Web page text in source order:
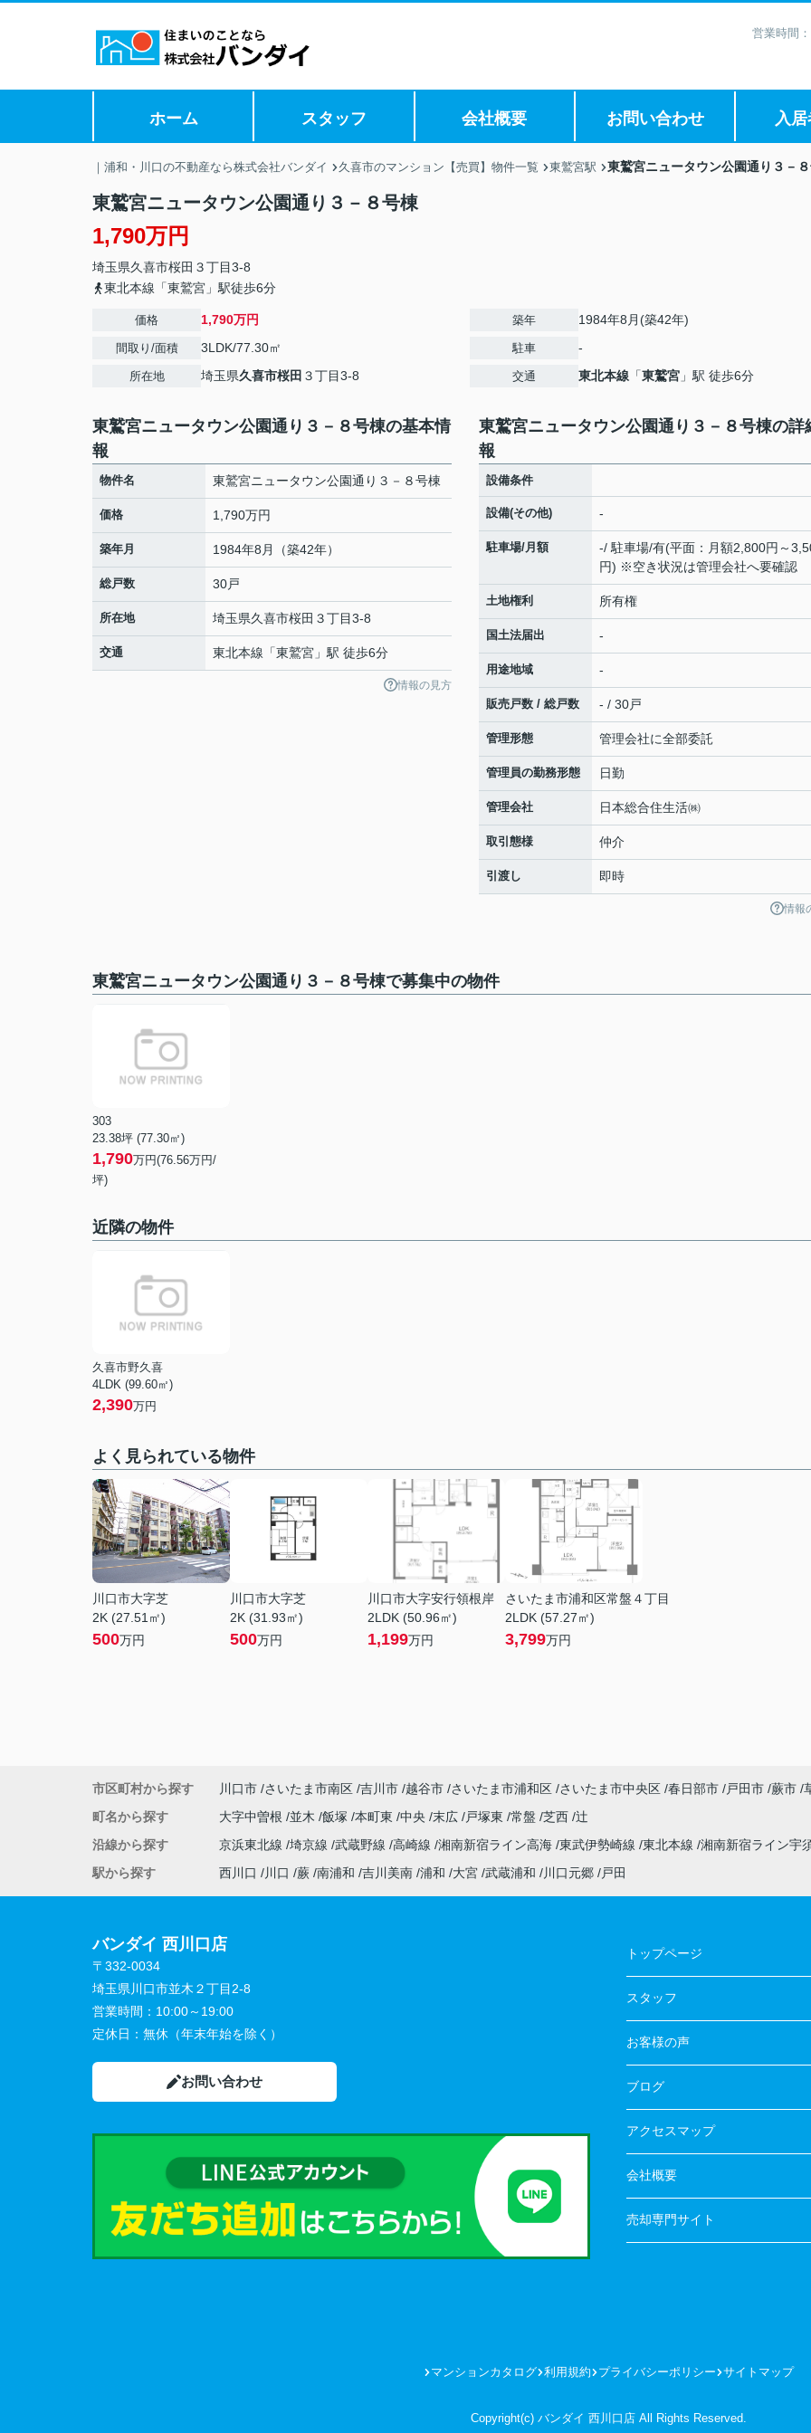
営業時間
ホーム スタッフ 会社概要 お問い合わせ 入
｜浦和・川口の不動産なら株式会社バンダイ 久喜市のマンション【売買】物件一覧 東鷲宮駅 東鷲宮ニュータウン公園通り３－
東鷲宮ニュータウン公園通り３－８号棟
1,790万円
埼玉県久喜市桜田 ３丁目3-8
東北本線「東鷲宮」駅徒歩6分
価格 1,790万円
間取り/面積 3LDK/77.30㎡
所在地 埼玉県久喜市桜田 ３丁目3-8
築年 1984年8月(築42年)
駐車 -
交通 東北本線 「東鷲宮 」駅 徒歩6分
東鷲宮ニュータウン公園通り３－８号棟の基本情
報
物件名 東鷲宮ニュータウン公園通り３－８号棟
価格 1,790万円
築年月 1984年8月（築42年）
総戸数 30戸
所在地 埼玉県久喜市桜田 ３丁目3-8
交通 東北本線 「東鷲宮 」駅 徒歩6分
情報の見方
東鷲宮ニュータウン公園通り３－８号棟の詳
報
設備条件
設備(その他) -
駐車場/月額
-/ 駐車場/有(平面：月額2,800円～
円) ※空き状況は管理会社へ要確認
土地権利 所有権
国土法届出 -
用途地域 -
販売戸数 / 総戸数 - / 30戸
管理形態 管理会社に全部委託
管理員の勤務形態 日勤
管理会社 日本総合住生活㈱
取引態様 仲介
引渡し 即時
情報
東鷲宮ニュータウン公園通り３－８号棟で募集中の物件
303
23.38坪 (77.30㎡)
1,790万円(76.56万円/
坪)
近隣の物件
久喜市野久喜
4LDK (99.60㎡)
2,390万円
よく見られている物件
川口市大字芝
2K (27.51㎡)
500万円
川口市大字芝
2K (31.93㎡)
500万円
川口市大字安行領根岸
2LDK (50.96㎡)
1,199万円
さいたま市浦和区常盤４丁目
2LDK (57.27㎡)
3,799万円
市区町村から探す 川口市 さいたま市南区 吉川市 越谷市 さいたま市浦和区 さいたま市中央区 春日部市 戸田市 蕨市
町名から探す
大字中曽根 並木 飯塚 本町東 中央 末広 戸塚東 常盤 芝西 辻
沿線から探す
京浜東北線 埼京線 武蔵野線 高崎線 湘南新宿ライン高海 東武伊勢崎線 東北本線 湘南新宿ライン宇
駅から探す
西川口 川口 蕨 南浦和 吉川美南 浦和 大宮 武蔵浦和 川口元郷 戸田
バンダイ 西川口店
〒332-0034
埼玉県川口市並木２丁目2-8
営業時間： 10:00～19:00
定休日： 無休（年末年始を除く）
お問い合わせ
トップページ
スタッフ
お客様の声
ブログ
アクセスマップ
会社概要
売却専門サイト
マンションカタログ 利用規約 プライバシーポリシー サイトマップ
Copyright(c) バンダイ 西川口店 All Rights Reserved.